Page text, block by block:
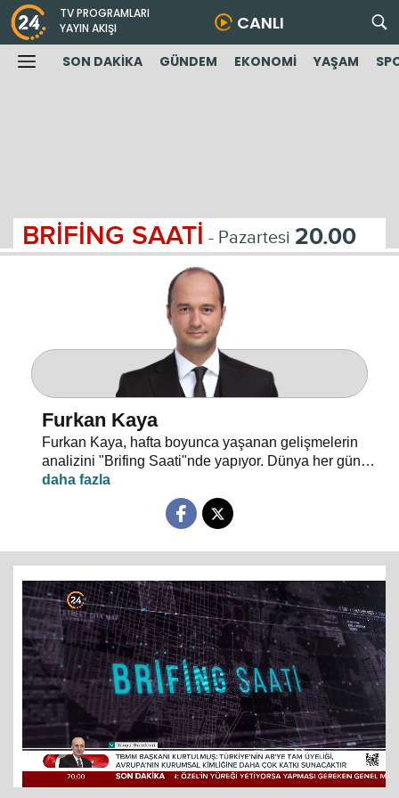
TV PROGRAMLARI
YAYIN AKIŞI
CANLI
SON DAKİKA GÜNDEM EKONOMİ YAŞAM
BRİFİNG SAATİ - Pazartesi 20.00
Furkan Kaya
Furkan Kaya, hafta boyunca yaşanan gelişmelerin
analizini "Brifing Saati"nde yapıyor. Dünya her gün
yeni olaylarla şekilleniyor. Gündem yoğun, akış hızlı...
Siyasi gelişmeler, dış politika, uluslararası güvenlik,
terörle mücadele ve gündeme dair herşey
cevapları "Brifing Saati"nde aranıyor. Brifing Saati,
izleyicileriyle buluşuyor…